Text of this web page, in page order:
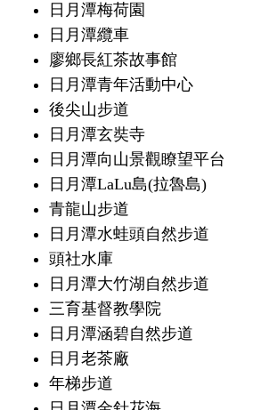
日月潭梅荷園
日月潭纜車
廖鄉長紅茶故事館
日月潭青年活動中心
後尖山步道
日月潭玄奘寺
日月潭向山景觀瞭望平台
日月潭LaLu島(拉魯島)
青龍山步道
日月潭水蛙頭自然步道
頭社水庫
日月潭大竹湖自然步道
三育基督教學院
日月潭涵碧自然步道
日月老茶廠
年梯步道